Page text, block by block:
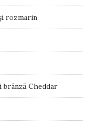
rozmarin
Cheddar